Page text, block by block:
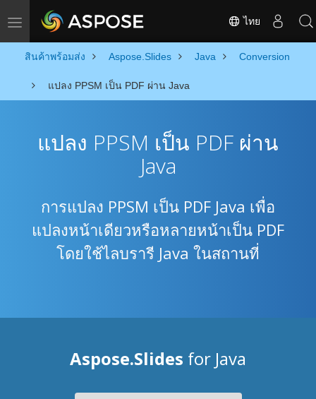
Toggle navigation ไทย
สินค้าพร้อมส่ง Aspose.Slides Java Conversion
แปลง PPSM เป็น PDF ผ่าน Java
แปลง PPSM เป็น PDF ผ่าน
Java
การแปลง PPSM เป็น PDF Java เพื่อ
แปลงหน้าเดียวหรือหลายหน้าเป็น PDF
โดยใช้ไลบรารี Java ในสถานที่
Aspose.Slides for Java